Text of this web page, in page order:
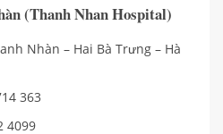
(Thanh Nhan Hospital)
Nhàn – Hai Bà Trưng – Hà
363
4099